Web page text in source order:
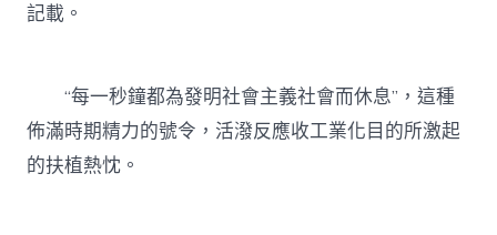
記載。
“每一秒鐘都為發明社會主義社會而休息”，這種
佈滿時期精力的號令，活潑反應收工業化目的所激起
的扶植熱忱。